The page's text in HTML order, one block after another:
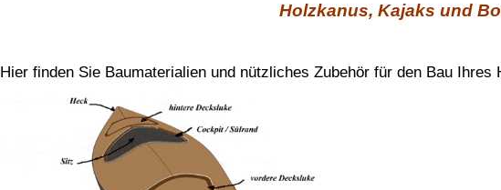
Holzkanus, Kajaks und
Hier finden Sie Baumaterialien und nützliches Zubehör für den Bau Ihres